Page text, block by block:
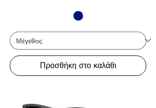
Προσθήκη στο καλάθι